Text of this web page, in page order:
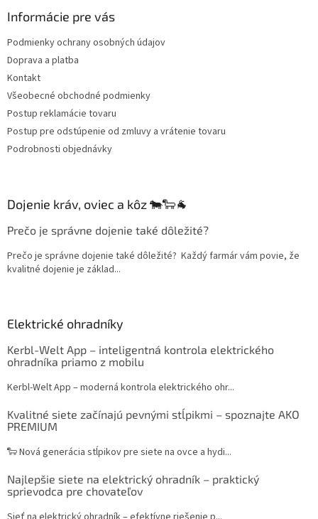
Informácie pre vás
Podmienky ochrany osobných údajov
Doprava a platba
Kontakt
Všeobecné obchodné podmienky
Postup reklamácie tovaru
Postup pre odstúpenie od zmluvy a vrátenie tovaru
Podrobnosti objednávky
Dojenie kráv, oviec a kôz 🐄🐑🐐
Prečo je správne dojenie také dôležité?
Prečo je správne dojenie také dôležité? Každý farmár vám povie, že
kvalitné dojenie je základ...
Elektrické ohradníky
Kerbl-Welt App – inteligentná kontrola elektrického
ohradníka priamo z mobilu
Kerbl-Welt App – moderná kontrola elektrického ohr...
Kvalitné siete začínajú pevnými stĺpikmi – spoznajte AKO
PREMIUM
🐑 Nová generácia stĺpikov pre siete na ovce a hydi...
Najlepšie siete na elektrický ohradník – praktický
sprievodca pre chovateľov